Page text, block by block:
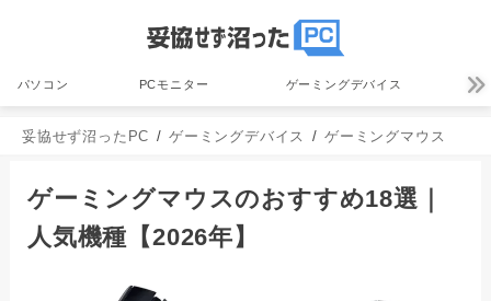
パソコン PCモニター ゲーミングデバイス
妥協せず沼ったPC ゲーミングデバイス ゲーミングマウス
ゲーミングマウスのおすすめ18選｜
人気機種【2026年】